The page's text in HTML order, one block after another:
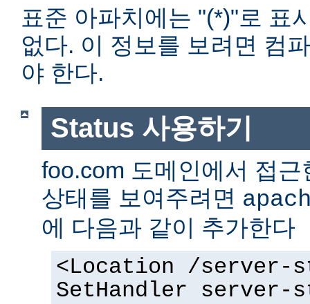
표준 아파치에는 "(*)"로 표
없다. 이 정보를 보려면 컴
야 한다.
Status 사용하기
foo.com 도메인에서 접
상태를 보여주려면
에 다음과 같이 추가한다
<Location /server-
SetHandler server-